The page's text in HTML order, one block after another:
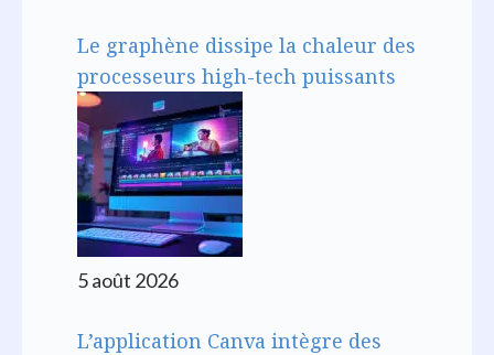
Le graphène dissipe la chaleur des
processeurs high-tech puissants
5 août 2026
L’application Canva intègre des